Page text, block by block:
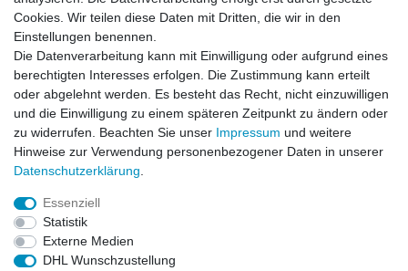
Cookies. Wir teilen diese Daten mit Dritten, die wir in den
Einstellungen benennen.
Die Datenverarbeitung kann mit Einwilligung oder aufgrund eines
berechtigten Interesses erfolgen. Die Zustimmung kann erteilt
oder abgelehnt werden. Es besteht das Recht, nicht einzuwilligen
und die Einwilligung zu einem späteren Zeitpunkt zu ändern oder
zu widerrufen. Beachten Sie unser Impressum und weitere
Hinweise zur Verwendung personenbezogener Daten in unserer
Daten­schutz­erklärung
Essenziell
Statistik
Externe Medien
DHL Wunschzustellung